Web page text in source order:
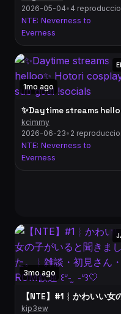
2026-05-04• 4
NTE: Neverness to
Everness
1mo ago
✨Daytime streams
kcimmy
2026-06-23• 2
NTE: Neverness to
Everness
3mo ago
【NTE】#1︴かわいい女
kip3ew